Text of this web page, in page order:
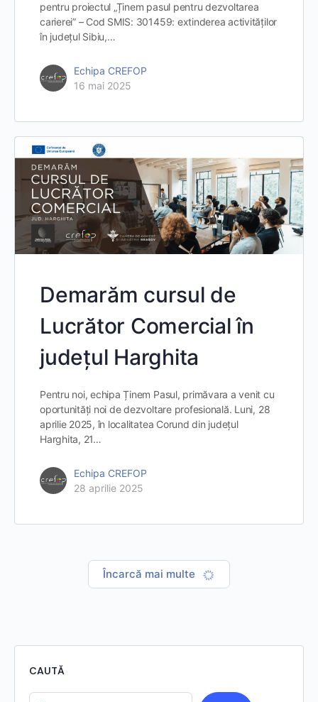
pentru proiectul „Ținem pasul pentru dezvoltarea
carierei” – Cod SMIS: 301459: extinderea activităților
în județul Sibiu,…
Echipa CREFOP
16 mai 2025
Demarăm cursul de
Lucrător Comercial în
județul Harghita
Pentru noi, echipa Ținem Pasul, primăvara a venit cu
oportunități noi de dezvoltare profesională. Luni, 28
aprilie 2025, în localitatea Corund din județul
Harghita, 21…
Echipa CREFOP
28 aprilie 2025
Încarcă mai multe
CAUTĂ